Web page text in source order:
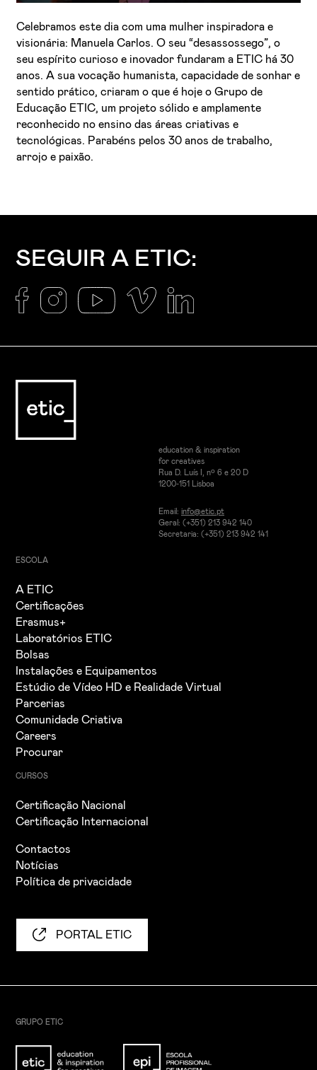
Celebramos este dia com uma mulher inspiradora e
visionária: Manuela Carlos. O seu “desassossego”, o
seu espírito curioso e inovador fundaram a ETIC há 30
anos. A sua vocação humanista, capacidade de sonhar e
sentido prático, criaram o que é hoje o Grupo de
Educação ETIC, um projeto sólido e amplamente
reconhecido no ensino das áreas criativas e
tecnológicas. Parabéns pelos 30 anos de trabalho,
arrojo e paixão.
SEGUIR A ETIC:
education & inspiration
for creatives
Rua D. Luís I, nº 6 e 20 D
1200-151 Lisboa
Email: info@etic.pt
Geral: (+351) 213 942 140
Secretaria: (+351) 213 942 141
ESCOLA
A ETIC
Certificações
Erasmus+
Laboratórios ETIC
Bolsas
Instalações e Equipamentos
Estúdio de Vídeo HD e Realidade Virtual
Parcerias
Comunidade Criativa
Careers
Procurar
CURSOS
Certificação Nacional
Certificação Internacional
Contactos
Notícias
Política de privacidade
PORTAL ETIC
GRUPO ETIC